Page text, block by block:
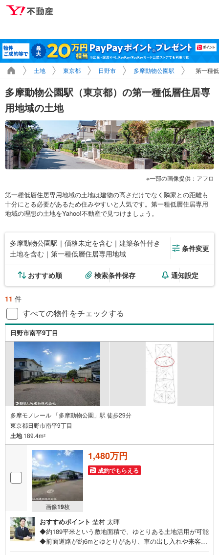
土地 東京都 日野市 多摩動物公園駅 第一種
多摩動物公園駅（東京都）の第一種低層住居専
用地域の土地
一部の画像提供：アフロ
第一種低層住居専用地域の土地は建物の高さだけでなく隣家との距離も
十分にとる必要があるため住みやすいと人気です。第一種低層住居専用
地域の理想の土地をYahoo!不動産で見つけましょう。
多摩動物公園駅｜価格未定を含む｜建築条件付き
土地を含む｜第一種低層住居専用地域
条件変更
おすすめ順 検索条件保存 通知設定
11 件
すべての物件をチェックする
日野市南平9丁目
多摩モノレール 「多摩動物公園」駅 徒歩29分
東京都日野市南平9丁目
土地189.4m2
画像19枚
1,480万円
成約でもらえる
おすすめポイント 埜村 太暉
◆約189平米という敷地面積で、ゆとりある土地活用が可能
◆前面道路が約6mとゆとりがあり、車の出し入れや来客対